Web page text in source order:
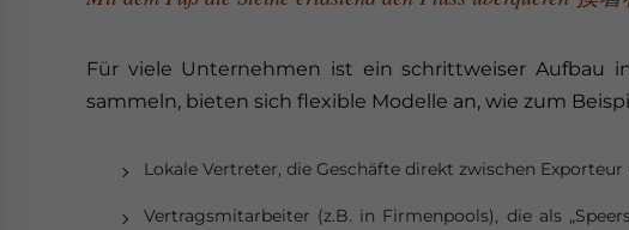
Für viele Unternehmen ist ein schrittweiser Aufbau
sammeln, bieten sich flexible Modelle an, wie zum
Lokale Vertreter, die Geschäfte direkt zwischen Exporteur
Vertragsmitarbeiter (z.B. in Firmenpools), die als